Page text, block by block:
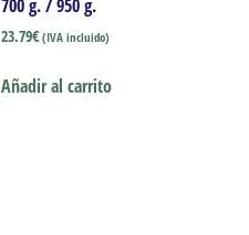
700 g. / 950 g.
23.79€ (IVA incluido)
Añadir al carrito